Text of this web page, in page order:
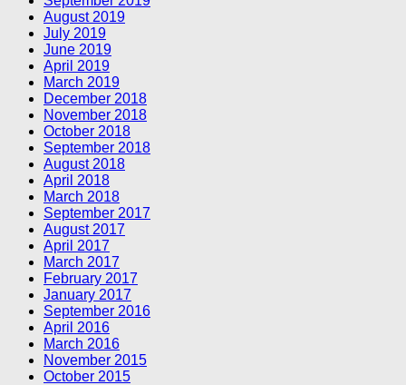
August 2019
July 2019
June 2019
April 2019
March 2019
December 2018
November 2018
October 2018
September 2018
August 2018
April 2018
March 2018
September 2017
August 2017
April 2017
March 2017
February 2017
January 2017
September 2016
April 2016
March 2016
November 2015
October 2015